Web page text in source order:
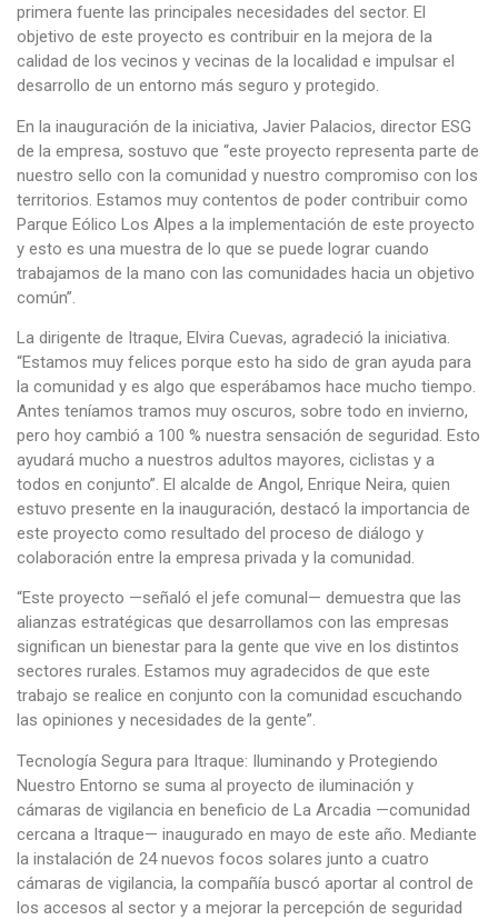
primera fuente las principales necesidades del sector. El
objetivo de este proyecto es contribuir en la mejora de la
calidad de los vecinos y vecinas de la localidad e impulsar el
desarrollo de un entorno más seguro y protegido.
En la inauguración de la iniciativa, Javier Palacios, director ESG
de la empresa, sostuvo que “este proyecto representa parte de
nuestro sello con la comunidad y nuestro compromiso con los
territorios. Estamos muy contentos de poder contribuir como
Parque Eólico Los Alpes a la implementación de este proyecto
y esto es una muestra de lo que se puede lograr cuando
trabajamos de la mano con las comunidades hacia un objetivo
común”.
La dirigente de Itraque, Elvira Cuevas, agradeció la iniciativa.
“Estamos muy felices porque esto ha sido de gran ayuda para
la comunidad y es algo que esperábamos hace mucho tiempo.
Antes teníamos tramos muy oscuros, sobre todo en invierno,
pero hoy cambió a 100 % nuestra sensación de seguridad. Esto
ayudará mucho a nuestros adultos mayores, ciclistas y a
todos en conjunto”. El alcalde de Angol, Enrique Neira, quien
estuvo presente en la inauguración, destacó la importancia de
este proyecto como resultado del proceso de diálogo y
colaboración entre la empresa privada y la comunidad.
“Este proyecto —señaló el jefe comunal— demuestra que las
alianzas estratégicas que desarrollamos con las empresas
significan un bienestar para la gente que vive en los distintos
sectores rurales. Estamos muy agradecidos de que este
trabajo se realice en conjunto con la comunidad escuchando
las opiniones y necesidades de la gente”.
Tecnología Segura para Itraque: Iluminando y Protegiendo
Nuestro Entorno se suma al proyecto de iluminación y
cámaras de vigilancia en beneficio de La Arcadia —comunidad
cercana a Itraque— inaugurado en mayo de este año. Mediante
la instalación de 24 nuevos focos solares junto a cuatro
cámaras de vigilancia, la compañía buscó aportar al control de
los accesos al sector y a mejorar la percepción de seguridad